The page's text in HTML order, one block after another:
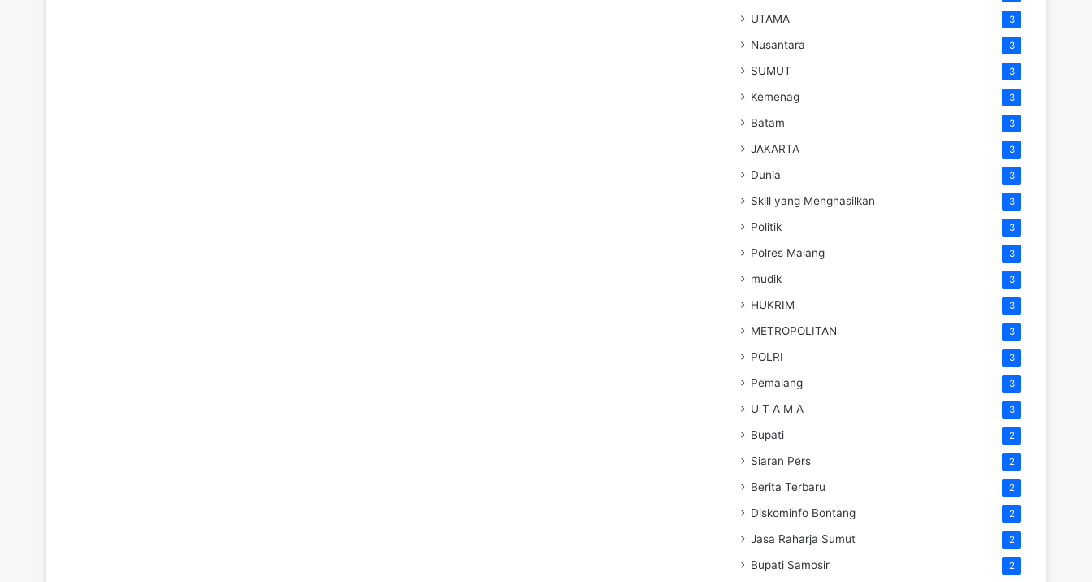
UTAMA 3
Nusantara 3
SUMUT 3
Kemenag 3
Batam 3
JAKARTA 3
Dunia 3
Skill yang Menghasilkan 3
Politik 3
Polres Malang 3
mudik 3
HUKRIM 3
METROPOLITAN 3
POLRI 3
Pemalang 3
U T A M A 3
Bupati 2
Siaran Pers 2
Berita Terbaru 2
Diskominfo Bontang 2
Jasa Raharja Sumut 2
Bupati Samosir 2